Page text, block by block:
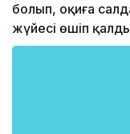
болып, оқиға
жүйесі өшіп